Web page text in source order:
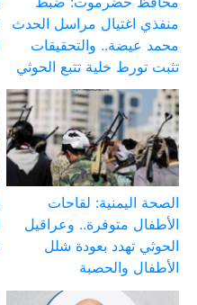
منفذي اغتيال مراسل الحدث
محمد عيضة.. والتحقيقات
تثبت تورط خلية تتبع الحوثي
الصحة اليمنية: لقاحات
الأطفال متوفرة.. وعراقيل
الحوثي تهدد بعودة شلل
الأطفال والحصبة